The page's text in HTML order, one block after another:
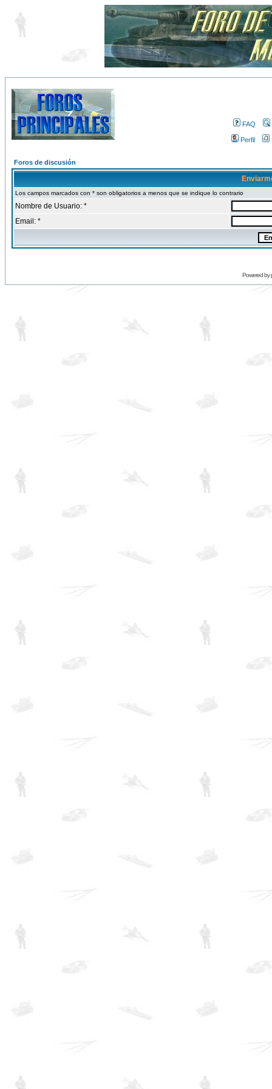
FAQ
Perfil
Foros de discusión
Los campos marcados con * son obligatorios a menos que se indique lo contrario
Nombre de Usuario: *
Email: *
Powered by